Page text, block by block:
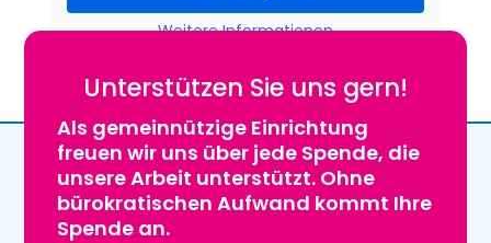
Weitere Informationen
Unterstützen Sie uns gern!
Als gemeinnützige Einrichtung
freuen wir uns über jede Spende, die
unsere Arbeit unterstützt. Ohne
bürokratischen Aufwand kommt Ihre
Spende an.